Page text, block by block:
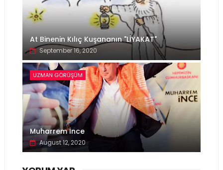
At Binenin Kılıç Kuşananın "LİYAKAT"
September 16, 2020
UZMAN GÖRÜŞÜM
Muharrem İnce
August 12, 2020